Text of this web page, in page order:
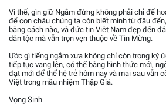
Vì thế, gìn giữ Ngắm đứng không phải chỉ để
để con cháu chúng ta còn biết mình từ đâu
bằng cách nào, và đức tin Việt Nam đẹp đến
dân tộc mà vẫn trọn vẹn thuộc về Tin Mừng.
Ước gì tiếng ngắm xưa không chỉ còn trong ký
tiếp tục vang lên, có thể bằng hình thức mới,
đạt mới để thế hệ trẻ hôm nay và mai sau vẫn
Việt trong mầu nhiệm Thập Giá.
Vọng Sinh